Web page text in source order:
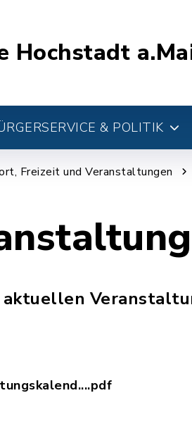
Hochstadt
& POLITIK
Freizeit und Veranstaltungen
aktuellen